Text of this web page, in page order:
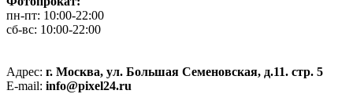
пн-пт: 10:00-22:00
сб-вс: 10:00-22:00
Адрес: г. Москва, ул. Большая Семеновская, д.11. стр. 5
E-mail: info@pixel24.ru